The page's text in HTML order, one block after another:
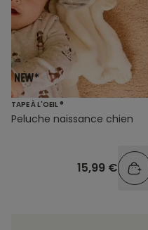
TAPE À L'OEIL ®
Peluche naissance chien
15,99 €